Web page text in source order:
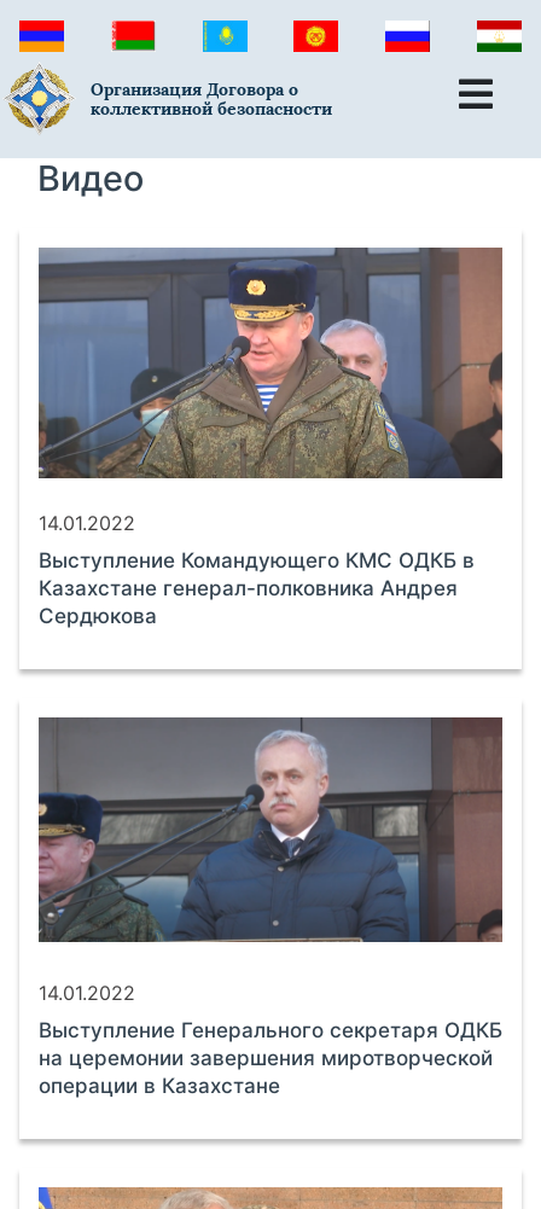
Организация Договора о
коллективной безопасности
Видео
14.01.2022
Выступление Командующего КМС ОДКБ в
Казахстане генерал-полковника Андрея
Сердюкова
14.01.2022
Выступление Генерального секретаря ОДКБ
на церемонии завершения миротворческой
операции в Казахстане